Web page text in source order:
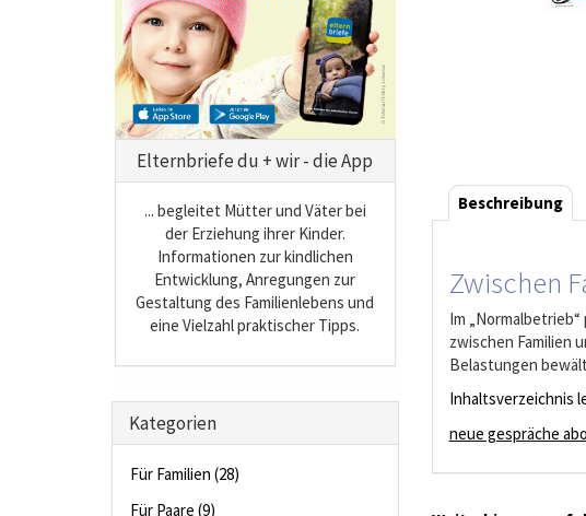
Beschreibung
Zwischen
Im
zwischen Familien
Belastungen
Inhaltsverzeichnis
neue gespräche
Elternbriefe du + wir - die App
... begleitet Mütter und Väter bei
der Erziehung ihrer Kinder.
Informationen zur kindlichen
Entwicklung, Anregungen zur
Gestaltung des Familienlebens und
eine Vielzahl praktischer Tipps.
Kategorien
Für Familien (28)
Für Paare (9)